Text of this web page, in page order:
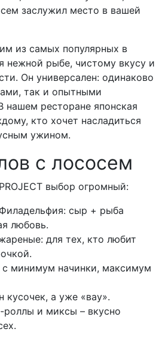
заслужил место в вашей
из самых популярных в
нежной рыбе, чистому вкусу и
Он универсален: одинаково
так и опытными
ресторане японская
кто хочет насладиться
ужином.
с лососем
выбор огромный:
сыр + рыба
любовь.
для тех, кто любит
минимум начинки, максимум
а уже «вау».
и миксы – вкусно